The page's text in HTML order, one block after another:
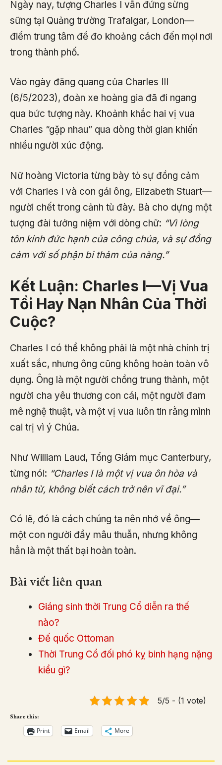
Ngày nay, tượng Charles I vẫn đứng sừng
sững tại Quảng trường Trafalgar, London—
điểm trung tâm để đo khoảng cách đến mọi nơi
trong thành phố.
Vào ngày đăng quang của Charles III
(6/5/2023), đoàn xe hoàng gia đã đi ngang
qua bức tượng này. Khoảnh khắc hai vị vua
Charles “gặp nhau” qua dòng thời gian khiến
nhiều người xúc động.
Nữ hoàng Victoria từng bày tỏ sự đồng cảm
với Charles I và con gái ông, Elizabeth Stuart—
người chết trong cảnh tù đày. Bà cho dựng một
tượng đài tưởng niệm với dòng chữ: “Vì lòng
tôn kính đức hạnh của công chúa, và sự đồng
cảm với số phận bi thảm của nàng.”
Kết Luận: Charles I—Vị Vua
Tồi Hay Nạn Nhân Của Thời
Cuộc?
Charles I có thể không phải là một nhà chính trị
xuất sắc, nhưng ông cũng không hoàn toàn vô
dụng. Ông là một người chồng trung thành, một
người cha yêu thương con cái, một người đam
mê nghệ thuật, và một vị vua luôn tin rằng mình
cai trị vì ý Chúa.
Như William Laud, Tổng Giám mục Canterbury,
từng nói: “Charles I là một vị vua ôn hòa và
nhân từ, không biết cách trở nên vĩ đại.”
Có lẽ, đó là cách chúng ta nên nhớ về ông—
một con người đầy mâu thuẫn, nhưng không
hẳn là một thất bại hoàn toàn.
Bài viết liên quan
Giáng sinh thời Trung Cổ diễn ra thế
nào?
Đế quốc Ottoman
Thời Trung Cổ đối phó kỵ binh hạng nặng
kiểu gì?
5/5 - (1 vote)
Share this:
Print Email More